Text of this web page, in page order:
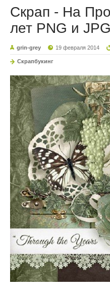
Скрап - На
лет PNG и
grin-grey 19 февраля 2014
Скрапбукинг